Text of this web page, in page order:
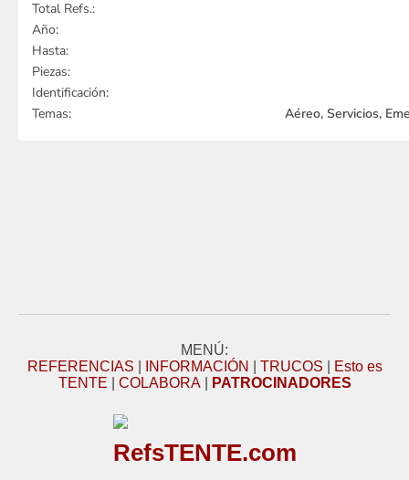
Total Refs.:
Año:
Hasta:
Piezas:
Identificación:
Temas:
Aéreo, Servicios,
MENÚ:
REFERENCIAS
INFORMACIÓN TRUCOS
Esto es
TENTE
COLABORA| PATROCINADORES
RefsTENTE.com